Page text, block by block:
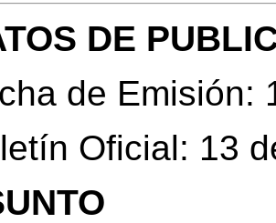
DE
de Emisión:
Oficial: 13